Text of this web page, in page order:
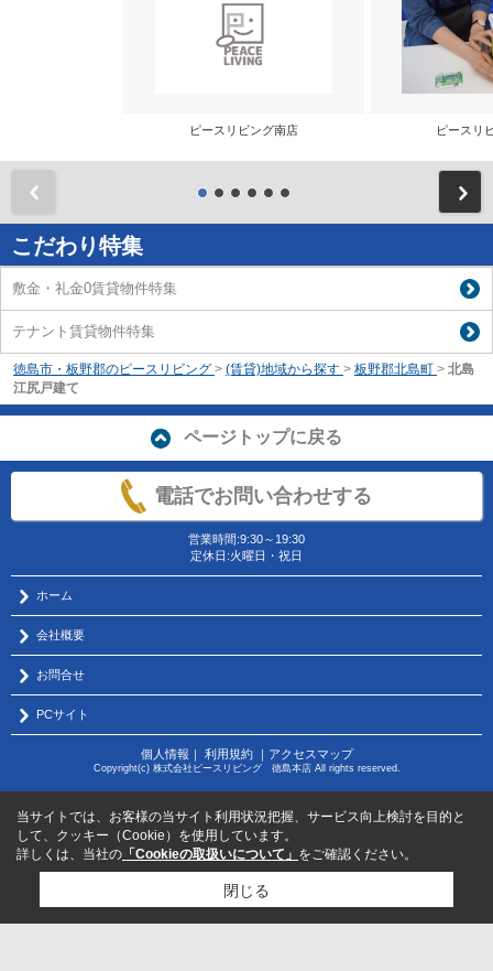
ピースリビング南店 ピースリ
こだわり特集
敷金・礼金0賃貸物件特集
テナント賃貸物件特集
徳島市・板野郡のピースリビング > (賃貸)地域から探す > 板野郡北島町 > 北島
江尻戸建て
ページトップに戻る
電話でお問い合わせする
営業時間:9:30～19:30
定休日:火曜日・祝日
ホーム
会社概要
お問合せ
PCサイト
個人情報 利用規約｜ アクセスマップ
Copyright(c) 株式会社ピースリビング 徳島本店 All rights reserved.
当サイトでは、お客様の当サイト利用状況把握、サービス向上検討を目的と
して、クッキー（Cookie）を使用しています。
詳しくは、当社の 「Cookieの取扱いについて」 をご確認ください。
閉じる